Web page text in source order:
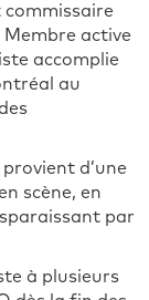
commissaire
Membre active
accomplie
au
d’une
scène, en
par
à plusieurs